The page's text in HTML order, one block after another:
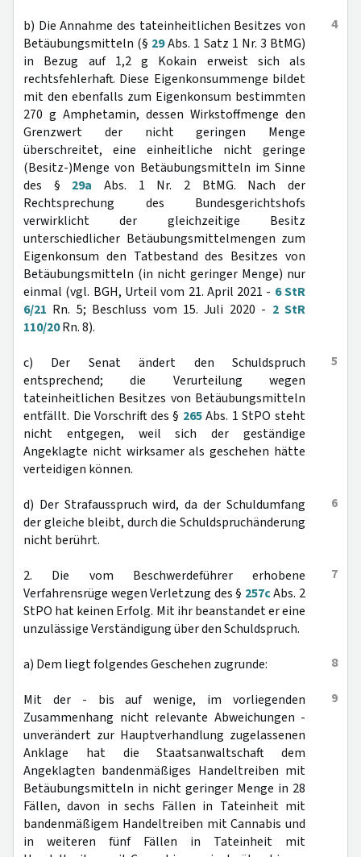
4
b) Die Annahme des tateinheitlichen Besitzes von
Betäubungsmitteln (§ 29Abs. 1 Satz 1 Nr. 3 BtMG)
in Bezug auf 1,2 g Kokain erweist sich als
rechtsfehlerhaft. Diese Eigenkonsummenge bildet
mit den ebenfalls zum Eigenkonsum bestimmten
270 g Amphetamin, dessen Wirkstoffmenge den
Grenzwert der nicht geringen Menge
überschreitet, eine einheitliche nicht geringe
(Besitz-)Menge von Betäubungsmitteln im Sinne
des § 29a Abs. 1 Nr. 2 BtMG. Nach der
Rechtsprechung des Bundesgerichtshofs
verwirklicht der gleichzeitige Besitz
unterschiedlicher Betäubungsmittelmengen zum
Eigenkonsum den Tatbestand des Besitzes von
Betäubungsmitteln (in nicht geringer Menge) nur
einmal (vgl. BGH, Urteil vom 21. April 2021 - 6 StR
6/21 Rn. 5; Beschluss vom 15. Juli 2020 - 2 StR
110/20Rn. 8).
5
c) Der Senat ändert den Schuldspruch
entsprechend; die Verurteilung wegen
tateinheitlichen Besitzes von Betäubungsmitteln
entfällt. Die Vorschrift des § 265Abs. 1 StPO steht
nicht entgegen, weil sich der geständige
Angeklagte nicht wirksamer als geschehen hätte
verteidigen können.
6
d) Der Strafausspruch wird, da der Schuldumfang
der gleiche bleibt, durch die Schuldspruchänderung
nicht berührt.
7
2. Die vom Beschwerdeführer erhobene
Verfahrensrüge wegen Verletzung des § 257cAbs. 2
StPO hat keinen Erfolg. Mit ihr beanstandet er eine
unzulässige Verständigung über den Schuldspruch.
8
a) Dem liegt folgendes Geschehen zugrunde:
9
Mit der - bis auf wenige, im vorliegenden
Zusammenhang nicht relevante Abweichungen -
unverändert zur Hauptverhandlung zugelassenen
Anklage hat die Staatsanwaltschaft dem
Angeklagten bandenmäßiges Handeltreiben mit
Betäubungsmitteln in nicht geringer Menge in 28
Fällen, davon in sechs Fällen in Tateinheit mit
bandenmäßigem Handeltreiben mit Cannabis und
in weiteren fünf Fällen in Tateinheit mit